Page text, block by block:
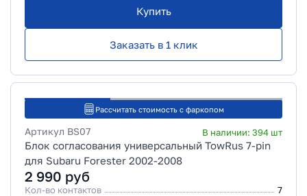
Купить
Заказать в 1 клик
Рассчитать стоимость с фаркопом
Артикул BS07 В наличии: 394 шт
Блок согласования универсальный TowRus 7-pin
для Subaru Forester 2002-2008
2 990 руб
Кол-во контактов
7